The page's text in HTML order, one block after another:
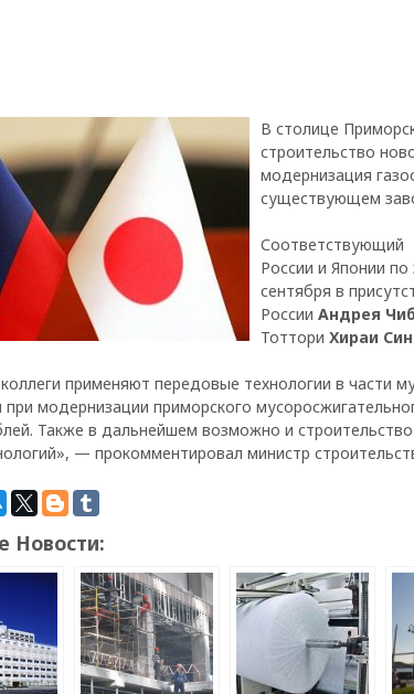
В столице
строительство
модернизация
существующем
Соответствующий
России и Японии
сентября в
России Андрея
Тоттори Хираи
применяют передовые технологии в части
при модернизации приморского
Также в дальнейшем возможно и
— прокомментировал министр
Новости: